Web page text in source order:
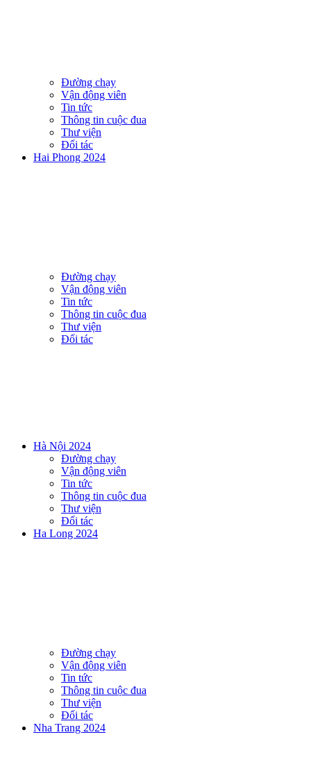
Đường chạy
Vận động viên
Tin tức
Thông tin cuộc đua
Thư viện
Đối tác
Hai Phong 2024
Đường chạy
Vận động viên
Tin tức
Thông tin cuộc đua
Thư viện
Đối tác
Hà Nội 2024
Đường chạy
Vận động viên
Tin tức
Thông tin cuộc đua
Thư viện
Đối tác
Ha Long 2024
Đường chạy
Vận động viên
Tin tức
Thông tin cuộc đua
Thư viện
Đối tác
Nha Trang 2024